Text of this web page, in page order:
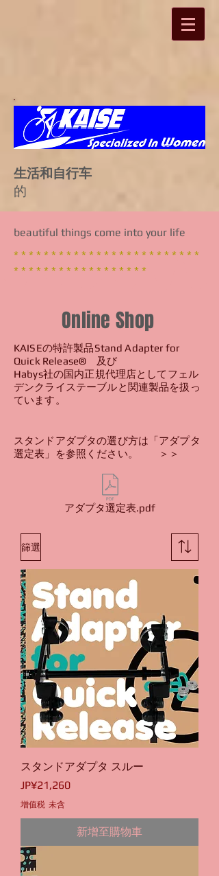
生活和自行车
的
beautiful things come into your life
* * * * * * * * * * * * * * * * * * * * * * * * *
* * * * * * * * * * * * * * * * * *
​Online Shop
KAISEの特許製品Stand Adapter for
Quick Release®︎ 及び
Habys社の国内正規代理店としてフェル
デンクライステーブルと関連製品を扱っ
ています。
スタンドアダプタの選び方は「アダプタ
選定表」を参照ください。 ＞＞
アダプタ選定表.pdf
篩選
スタンドアダプタ スルー
價格
JP¥21,260
增值税 未含
新增至購物車